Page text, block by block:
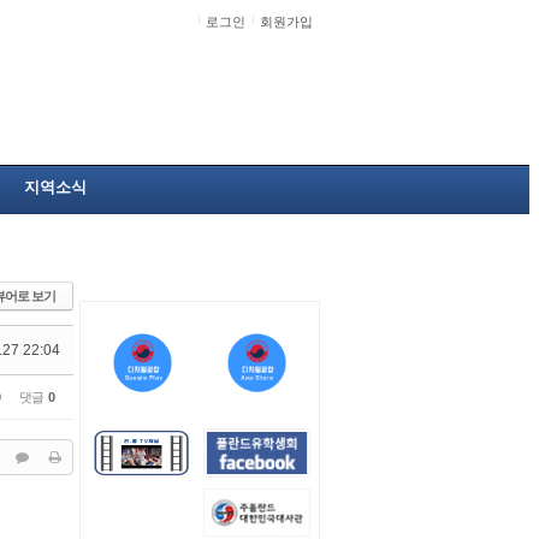
로그인 회원가입
지역소식
어로 보기
22:04
댓글 0